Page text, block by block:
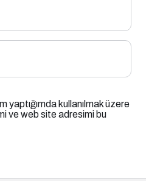
yaptığımda kullanılmak üzere
ve web site adresimi bu